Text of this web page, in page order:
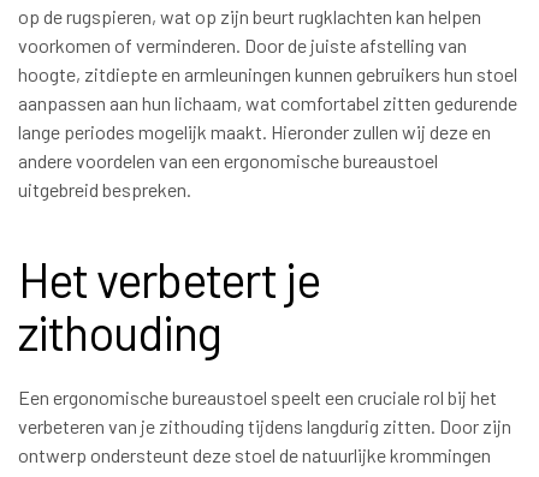
op de rugspieren, wat op zijn beurt rugklachten kan helpen
voorkomen of verminderen. Door de juiste afstelling van
hoogte, zitdiepte en armleuningen kunnen gebruikers hun stoel
aanpassen aan hun lichaam, wat comfortabel zitten gedurende
lange periodes mogelijk maakt. Hieronder zullen wij deze en
andere voordelen van een ergonomische bureaustoel
uitgebreid bespreken.
Het verbetert je
zithouding
Een ergonomische bureaustoel speelt een cruciale rol bij het
verbeteren van je zithouding tijdens langdurig zitten. Door zijn
ontwerp ondersteunt deze stoel de natuurlijke krommingen